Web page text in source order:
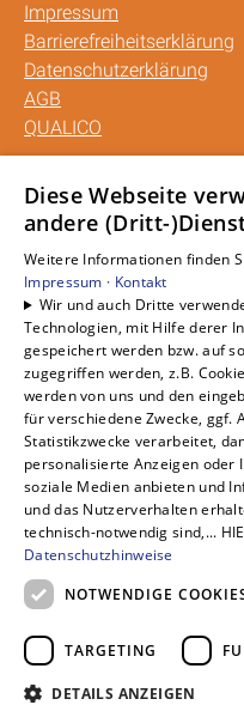
Impressum
Barrierefreiheitserklärung
Datenschutzerklärung
AGB
QUALICO
Unsere Bereiche
Privatkunden
Gewerbekunden
Karriere
Unternehmen
Kontakt
Diese Webseite
andere (Dritt-
Weitere Informationen finden
Impressum · Kontakt
Wir und auch Dritte
Technologien, mit Hilfe derer
gespeichert werden bzw. auf
zugegriffen werden, z.B.
werden von uns und den
für verschiedene Zwecke, ggf.
Statistikzwecke verarbeitet,
personalisierte Anzeigen oder
soziale Medien anbieten und
und das Nutzerverhalten
technisch-notwendig sind,...
Datenschutzhinweise
NOTWENDIGE
TARGETING
DETAILS ANZEIGEN